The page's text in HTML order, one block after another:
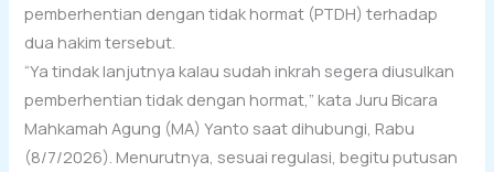
pemberhentian dengan tidak hormat (PTDH) terhadap
dua hakim tersebut.
“Ya tindak lanjutnya kalau sudah inkrah segera diusulkan
pemberhentian tidak dengan hormat,” kata Juru Bicara
Mahkamah Agung (MA) Yanto saat dihubungi, Rabu
(8/7/2026). Menurutnya, sesuai regulasi, begitu putusan